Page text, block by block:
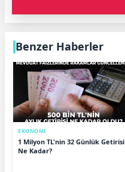
Benzer Haberler
EKONOMİ
1 Milyon TL'nin 32 Günlük Getirisi
Ne Kadar?